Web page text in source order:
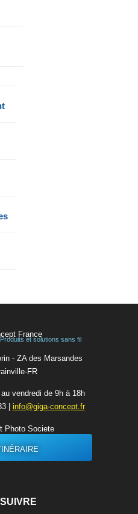
Produits et solutions sans fil
- ZA des Marsandes
ㅤ-ㅤFR
vendredi de 9h à 18h
| info@giga-concept.fr